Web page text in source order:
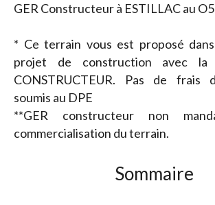
GER Constructeur à ESTILLAC au
* Ce terrain vous est proposé
projet de construction avec la
CONSTRUCTEUR. Pas de frais
soumis au DPE
**GER constructeur non
commercialisation du terrain.
Sommaire